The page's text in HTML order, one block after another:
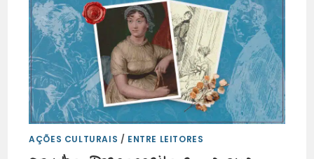
AÇÕES CULTURAIS / ENTRE LEITORES